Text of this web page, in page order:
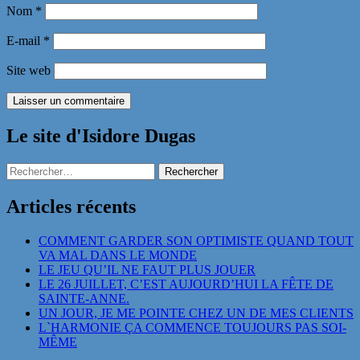
Nom *
E-mail *
Site web
Le site d'Isidore Dugas
Rechercher :
Articles récents
COMMENT GARDER SON OPTIMISTE QUAND TOUT
VA MAL DANS LE MONDE
LE JEU QU’IL NE FAUT PLUS JOUER
LE 26 JUILLET, C’EST AUJOURD’HUI LA FÊTE DE
SAINTE-ANNE.
UN JOUR, JE ME POINTE CHEZ UN DE MES CLIENTS
L`HARMONIE ÇA COMMENCE TOUJOURS PAS SOI-
MÊME